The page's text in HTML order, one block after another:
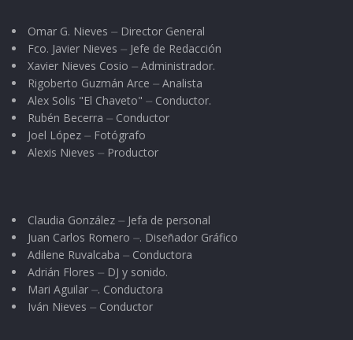
Omar G. Nieves ⏤ Director General
Fco. Javier Nieves ⏤ Jefe de Redacción
Xavier Nieves Cosio ⏤ Administrador.
Rigoberto Guzmán Arce ⏤ Analista
Alex Solis "El Chaveto" ⏤ Conductor.
Rubén Becerra ⏤ Conductor
Joel López ⏤ Fotógrafo
Alexis Nieves ⏤ Productor
Claudia González ⏤ Jefa de personal
Juan Carlos Romero ⏤. Diseñador Gráfico
Adilene Ruvalcaba ⏤ Conductora
Adrián Flores ⏤ DJ y sonido.
Mari Aguilar ⏤. Conductora
Iván Nieves ⏤ Conductor